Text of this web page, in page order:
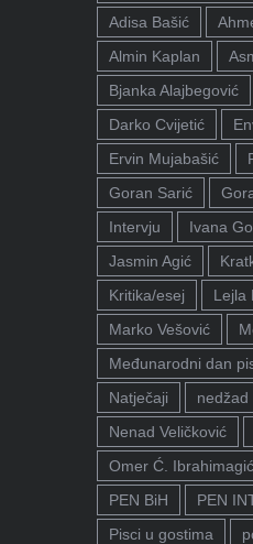
Adisa Bašić
Almin Kaplan
Bjanka Alajbegović
Darko Cvijetić
Ervin Mujabašić
Goran Sarić
Intervju
Ivana
Jasmin Agić
Kritika/esej
Lejla
Marko Vešović
Međunarodni dan
Natječaji
nedžad
Nenad Veličković
Omer Ć. Ibrahimagić
PEN BiH
PEN
Pisci u gostima